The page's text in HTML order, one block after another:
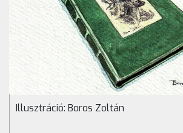
Illusztráció: Boros Zoltán